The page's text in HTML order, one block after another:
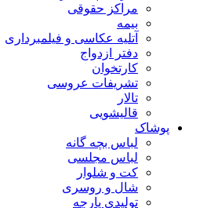
مراکز حقوقی
بیمه
آتلیه عکاسی و فیلمبرداری
دفتر ازدواج
کارتخوان
تشریفات عروسی
تالار
قالیشویی
پوشاک
لباس بچه گانه
لباس مجلسی
کت و شلوار
شال و روسری
تولیدی پارچه